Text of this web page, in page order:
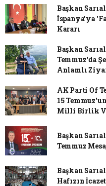
Başkan
İspanya'ya
Kararı
Başkan
Temmuz'da
Anlamlı
AK Parti Of
15
Milli Birlik
Başkan
Temmuz
Başkan
Hafızın